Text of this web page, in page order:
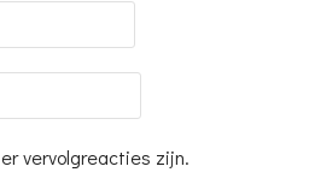
vervolgreacties zijn.